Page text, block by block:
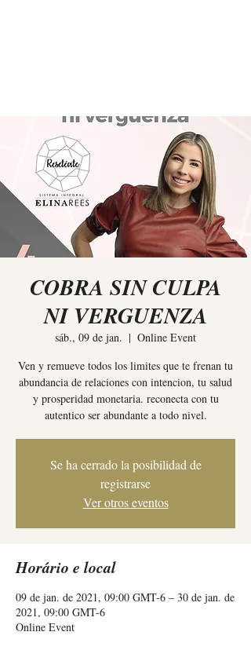
COBRA SIN CULPA
NI VERGUENZA
sáb., 09 de jan.
  |
Online Event
Ven y remueve todos los limites que te frenan tu
abundancia de relaciones con intencion, tu salud
y prosperidad monetaria. reconecta con tu
autentico ser abundante a todo nivel.
Se ha cerrado la posibilidad de
registrarse
Ver otros eventos
Horário e local
09 de jan. de 2021, 09:00 GMT-6 – 30 de jan. de
2021, 09:00 GMT-6
Online Event